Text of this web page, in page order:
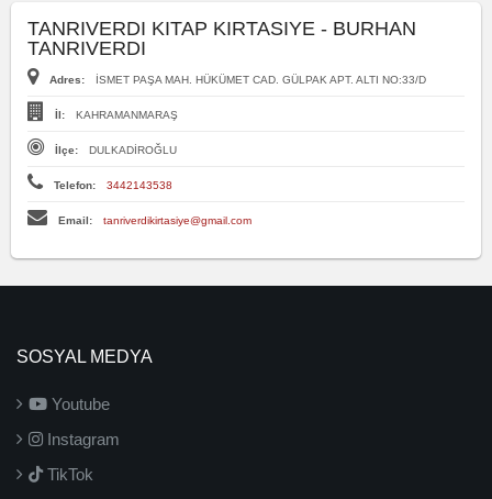
TANRIVERDI KITAP KIRTASIYE - BURHAN
TANRIVERDI
Adres: İSMET PAŞA MAH. HÜKÜMET CAD. GÜLPAK APT. ALTI NO:33/D
İl: KAHRAMANMARAŞ
İlçe: DULKADİROĞLU
Telefon: 3442143538
Email: tanriverdikirtasiye@gmail.com
SOSYAL MEDYA
Youtube
Instagram
TikTok